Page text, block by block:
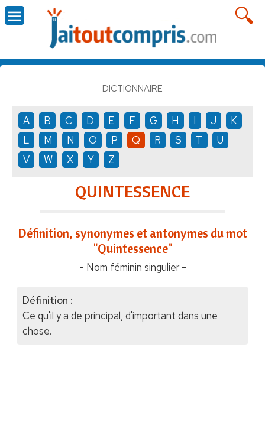
DICTIONNAIRE
A B C D E F G H I J
K
L
M N O P Q R S T
U
V
W X Y Z
QUINTESSENCE
Définition, synonymes et antonymes du mot
"Quintessence"
- Nom féminin singulier -
Définition :
Ce qu'il y a de principal, d'important dans une
chose.